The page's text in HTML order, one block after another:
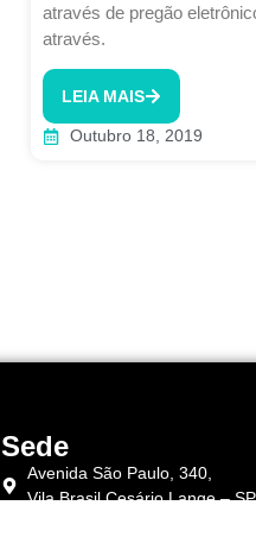
através de pregão
através.
LEIA MAIS
Outubro 18, 2019
Sede
Avenida São Paulo, 340,
Vila Brasil Cesário Lange – SP